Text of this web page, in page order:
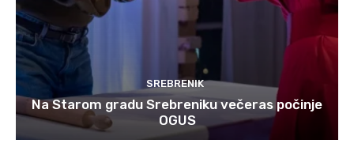
SREBRENIK
Na Starom gradu Srebreniku večeras počinje
OGUS